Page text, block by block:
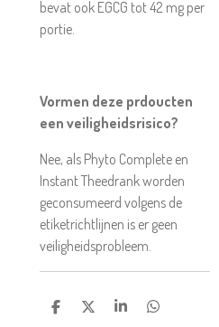
bevat ook EGCG tot 42 mg per
portie.
Vormen deze prdoucten
een veiligheidsrisico?
Nee, als Phyto Complete en
Instant Theedrank worden
geconsumeerd volgens de
etiketrichtlijnen is er geen
veiligheidsprobleem.
D
D
S
D